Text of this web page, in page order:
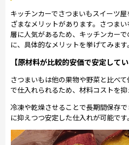
キッチンカーでさつまいもスイーツ
ざまなメリットがあります。さつま
層に人気があるため、キッチンカー
に、具体的なメリットを挙げてみます。
【原材料が比較的安価で安定してい
さつまいもは他の果物や野菜と比べ
で仕入れられるため、材料コストを抑
冷凍や乾燥させることで長期間保存
に抑えつつ安定した仕入れが可能です。